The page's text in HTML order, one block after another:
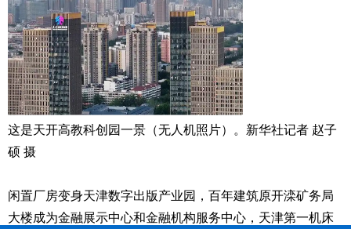
这是天开高教科创园一景（无人机照片）。新华社记者 赵子
硕 摄
闲置厂房变身天津数字出版产业园，百年建筑原开滦矿务局
大楼成为金融展示中心和金融机构服务中心，天津第一机床